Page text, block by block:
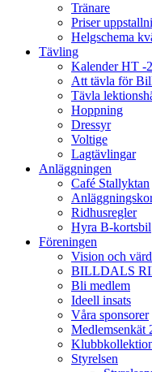
Tränare
Priser
Helgschema
Tävling
Kalender HT -
Att tävla för
Tävla
Hoppning
Dressyr
Voltige
Lagtävlingar
Anläggningen
Café Stallyktan
Ridhusregler
Hyra B-kortsbil
Föreningen
Vision och
BILLDALS
Bli medlem
Ideell insats
Våra sponsorer
Medlemsenkät
Styrelsen